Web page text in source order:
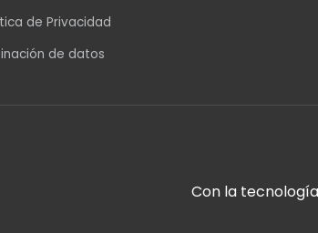
de Privacidad
de datos
Con la